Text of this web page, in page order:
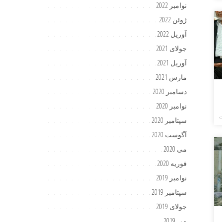
نوامبر 2022
ژوئن 2022
آوریل 2022
جولای 2021
آوریل 2021
مارس 2021
دسامبر 2020
نوامبر 2020
سپتامبر 2020
آگوست 2020
می 2020
فوریه 2020
نوامبر 2019
سپتامبر 2019
جولای 2019